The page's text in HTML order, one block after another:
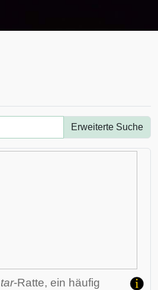
Erweiterte Suche
-Ratte, ein häufig